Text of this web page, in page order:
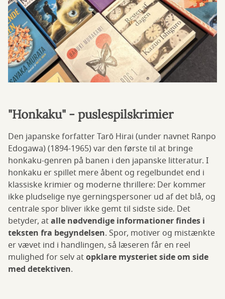
"Honkaku" - puslespilskrimier
Den japanske forfatter Tarō Hirai (under navnet Ranpo
Edogawa) (1894-1965) var den første til at bringe
honkaku-genren på banen i den japanske litteratur. I
honkaku er spillet mere åbent og regelbundet end i
klassiske krimier og moderne thrillere: Der kommer
ikke pludselige nye gerningspersoner ud af det blå, og
centrale spor bliver ikke gemt til sidste side. Det
betyder, atalle nødvendige informationer findes i
teksten fra begyndelsen. Spor, motiver og mistænkte
er vævet ind i handlingen, så læseren får en reel
mulighed for selv atopklare mysteriet side om side
med detektiven.